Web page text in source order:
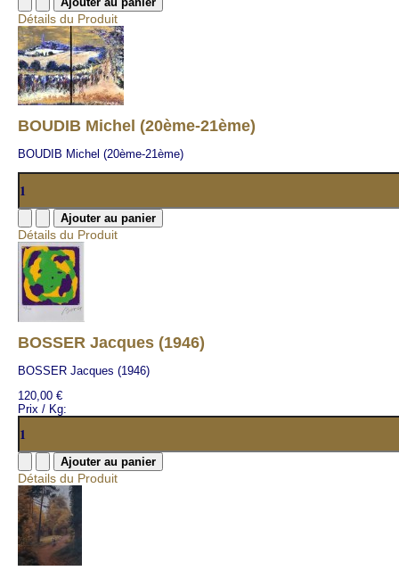
Détails du Produit
BOUDIB Michel (20ème-21ème)
BOUDIB Michel (20ème-21ème)
Détails du Produit
BOSSER Jacques (1946)
BOSSER Jacques (1946)
120,00 €
Prix / Kg:
Détails du Produit